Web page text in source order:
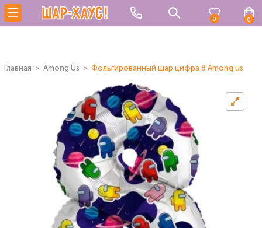
0 0
Главная Among Us Фольгированный шар цифра 8 Among us